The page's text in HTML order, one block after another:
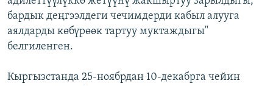
бардык деңгээлдеги чечимдерди кабыл алууга
аялдарды көбүрөөк тартуу муктаждыгы"
белгиленген.
Кыргызстанда 25-ноябрдан 10-декабрга чейин